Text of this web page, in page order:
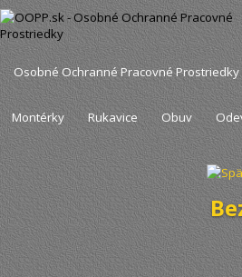
Osobné Ochranné Pracovné Prostriedky
Montérky Rukavice Obuv